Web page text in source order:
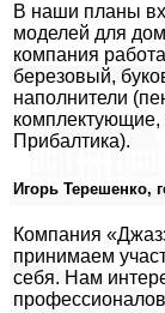
В наши планы
моделей для
компания
березовый,
наполнители
Прибалтика).
Игорь Терешенко,
Компания
принимаем
себя. Нам